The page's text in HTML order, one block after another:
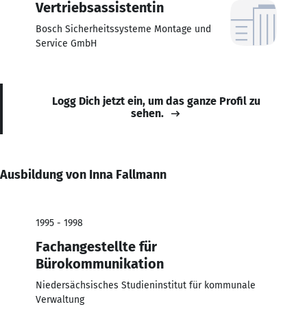
Vertriebsassistentin
Bosch Sicherheitssysteme Montage und
Service GmbH
Logg Dich jetzt ein, um das ganze Profil zu
sehen.
Ausbildung von Inna Fallmann
1995 - 1998
Fachangestellte für
Bürokommunikation
Niedersächsisches Studieninstitut für kommunale
Verwaltung